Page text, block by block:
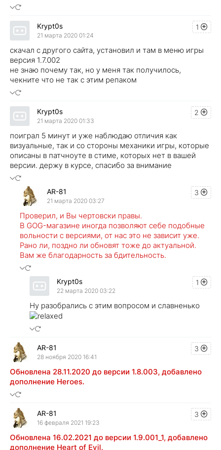
1
Krypt0s
21 марта 2020 01:24
скачал с другого сайта, установил и там в меню игры
версия 1.7.002
не знаю почему так, но у меня так получилось,
чекните что не так с этим репаком
2
Krypt0s
21 марта 2020 01:33
поиграл 5 минут и уже наблюдаю отличия как
визуальные, так и со стороны механики игры, которые
описаны в патчноуте в стиме, которых нет в вашей
версии. держу в курсе, спасибо за внимание
3
AR-81
21 марта 2020 03:27
Проверил, и Вы чертовски правы.
В GOG-магазине иногда позволяют себе подобные
вольности с версиями, от нас это не зависит уже.
Рано ли, поздно ли обновят тоже до актуальной.
Вам же благодарность за бдительность.
1
Krypt0s
22 марта 2020 03:22
Ну разобрались с этим вопросом и славненько
3
AR-81
28 ноября 2020 16:41
Обновлена 28.11.2020 до версии 1.8.003, добавлено
дополнение Heroes.
3
AR-81
16 февраля 2021 19:23
Обновлена 16.02.2021 до версии 1.9.001_1, добавлено
дополнение Heart of Evil.